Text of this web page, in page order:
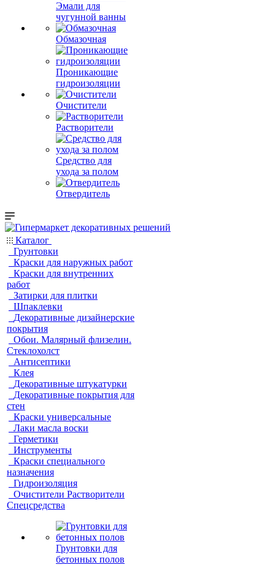
Эмали для
чугунной ванны
Обмазочная
Проникающие
гидроизоляции
Очистители
Растворители
Средство для
ухода за полом
Отвердитель
Каталог
Грунтовки
Краски для наружных работ
Краски для внутренних
работ
Затирки для плитки
Шпаклевки
Декоративные дизайнерские
покрытия
Обои. Малярный флизелин.
Стеклохолст
Антисептики
Клея
Декоративные штукатурки
Декоративные покрытия для
стен
Краски универсальные
Лаки масла воски
Герметики
Инструменты
Краски специального
назначения
Гидроизоляция
Очистители Растворители
Спецсредства
Грунтовки для
бетонных полов